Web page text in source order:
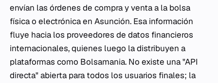
envían las órdenes de compra y venta a la bolsa
física o electrónica en Asunción. Esa información
fluye hacia los proveedores de datos financieros
internacionales, quienes luego la distribuyen a
plataformas como Bolsamania. No existe una "API
directa" abierta para todos los usuarios finales; la